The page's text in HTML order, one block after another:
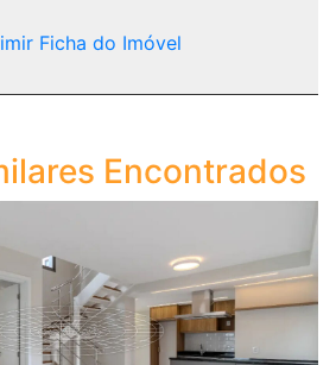
Ficha do Imóvel
Encontrados